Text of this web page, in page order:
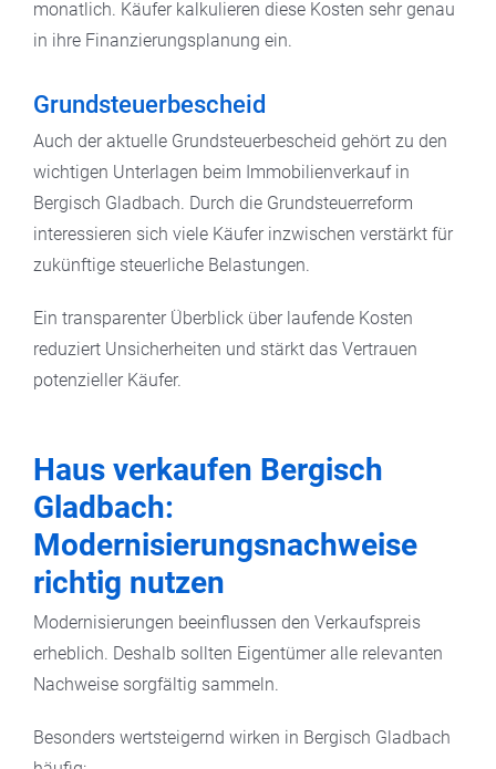
monatlich. Käufer kalkulieren diese Kosten sehr genau
in ihre Finanzierungsplanung ein.
Grundsteuerbescheid
Auch der aktuelle Grundsteuerbescheid gehört zu den
wichtigen Unterlagen beim Immobilienverkauf in
Bergisch Gladbach. Durch die Grundsteuerreform
interessieren sich viele Käufer inzwischen verstärkt für
zukünftige steuerliche Belastungen.
Ein transparenter Überblick über laufende Kosten
reduziert Unsicherheiten und stärkt das Vertrauen
potenzieller Käufer.
Haus verkaufen Bergisch
Gladbach:
Modernisierungsnachweise
richtig nutzen
Modernisierungen beeinflussen den Verkaufspreis
erheblich. Deshalb sollten Eigentümer alle relevanten
Nachweise sorgfältig sammeln.
Besonders wertsteigernd wirken in Bergisch Gladbach